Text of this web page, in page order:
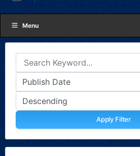
Menu
Apply Filter